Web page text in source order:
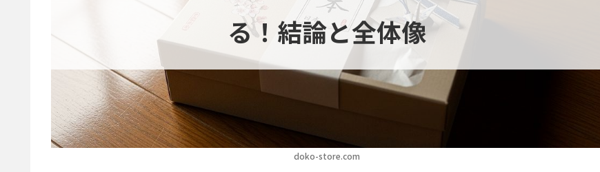
doko-store.com
る！結論と全体像